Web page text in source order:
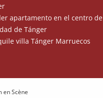
apartamento en el centro de
de Tánger
villa Tánger Marruecos
en Scène